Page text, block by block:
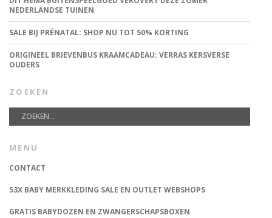
NEDERLANDSE TUINEN
SALE BIJ PRÉNATAL: SHOP NU TOT 50% KORTING
ORIGINEEL BRIEVENBUS KRAAMCADEAU: VERRAS KERSVERSE
OUDERS
ZOEKEN
MENU
CONTACT
53X BABY MERKKLEDING SALE EN OUTLET WEBSHOPS
GRATIS BABYDOZEN EN ZWANGERSCHAPSBOXEN